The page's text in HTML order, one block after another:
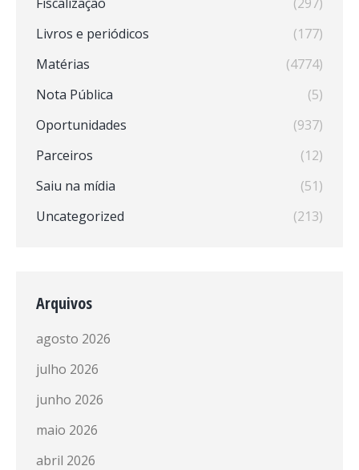
Livros e periódicos
(177)
Matérias
(4774)
Nota Pública
(5)
Oportunidades
(937)
Parceiros
(12)
Saiu na mídia
(51)
Uncategorized
(213)
Arquivos
agosto 2026
julho 2026
junho 2026
maio 2026
abril 2026